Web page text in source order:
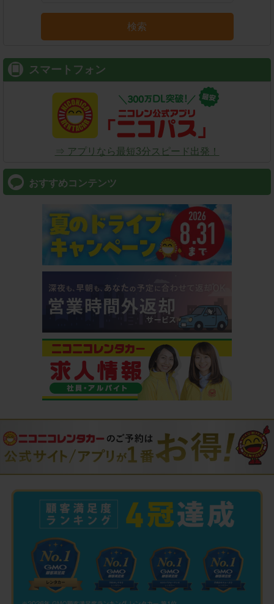
検索
スマートフォン
⇒ アプリなら最短3分スピード出発！
おすすめコンテンツ